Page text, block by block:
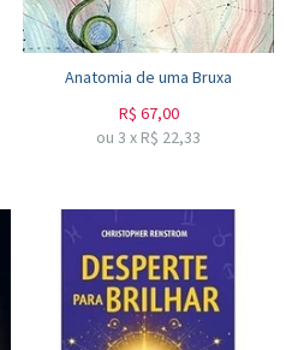
Anatomia de uma Bruxa
R$ 67,00
ou 3 x R$ 22,33